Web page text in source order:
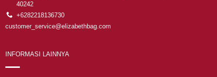
40242
+6282218136730
customer_service@elizabethbag.com
INFORMASI LAINNYA